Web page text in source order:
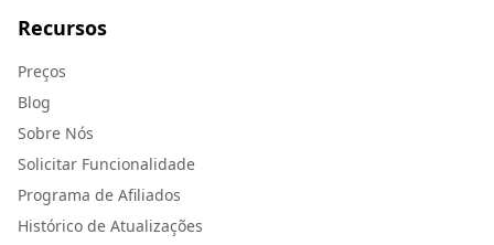
Recursos
Preços
Blog
Sobre Nós
Solicitar Funcionalidade
Programa de Afiliados
Histórico de Atualizações